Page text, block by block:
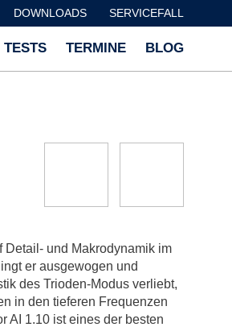
DOWNLOADS SERVICEFALL
TESTS TERMINE BLOG
Detail- und Makrodynamik im
er ausgewogen und
des Trioden-Modus verliebt,
in den tieferen Frequenzen
AI 1.10 ist eines der besten